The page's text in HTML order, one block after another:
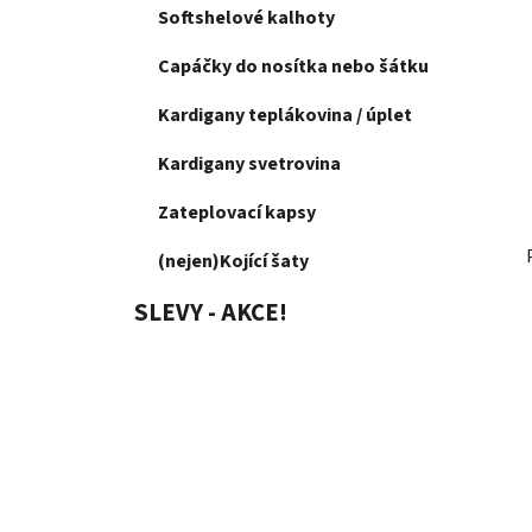
Softshelové kalhoty
Capáčky do nosítka nebo šátku
Kardigany teplákovina / úplet
Kardigany svetrovina
Zateplovací kapsy
(nejen)Kojící šaty
SLEVY - AKCE!